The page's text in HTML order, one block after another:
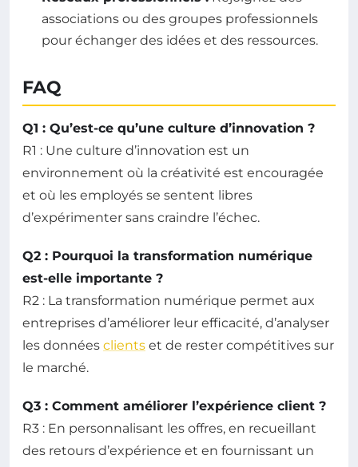
associations ou des groupes professionnels
pour échanger des idées et des ressources.
FAQ
Q1 : Qu’est-ce qu’une culture d’innovation ?
R1 : Une culture d’innovation est un
environnement où la créativité est encouragée
et où les employés se sentent libres
d’expérimenter sans craindre l’échec.
Q2 : Pourquoi la transformation numérique
est-elle importante ?
R2 : La transformation numérique permet aux
entreprises d’améliorer leur efficacité, d’analyser
les données clients et de rester compétitives sur
le marché.
Q3 : Comment améliorer l’expérience client ?
R3 : En personnalisant les offres, en recueillant
des retours d’expérience et en fournissant un